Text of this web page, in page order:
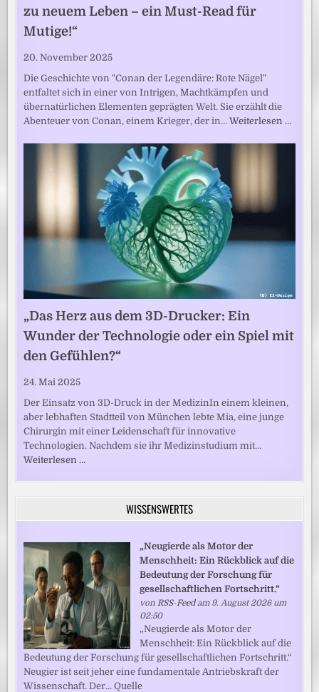
zu neuem Leben – ein Must-Read für
Mutige!“
20. November 2025
Die Geschichte von "Conan der Legendäre: Rote Nägel"
entfaltet sich in einer von Intrigen, Machtkämpfen und
übernatürlichen Elementen geprägten Welt. Sie erzählt die
Abenteuer von Conan, einem Krieger, der in…Weiterlesen …
„Das Herz aus dem 3D-Drucker: Ein
Wunder der Technologie oder ein Spiel mit
den Gefühlen?“
24. Mai 2025
Der Einsatz von 3D-Druck in der MedizinIn einem kleinen,
aber lebhaften Stadtteil von München lebte Mia, eine junge
Chirurgin mit einer Leidenschaft für innovative
Technologien. Nachdem sie ihr Medizinstudium mit…
Weiterlesen …
WISSENSWERTES
„Neugierde als Motor der
Menschheit: Ein Rückblick auf die
Bedeutung der Forschung für
gesellschaftlichen Fortschritt.“
vonRSS-Feedam 9. August 2026 um
02:50
„Neugierde als Motor der
Menschheit: Ein Rückblick auf die
Bedeutung der Forschung für gesellschaftlichen Fortschritt.“
Neugier ist seit jeher eine fundamentale Antriebskraft der
Wissenschaft. Der... Quelle